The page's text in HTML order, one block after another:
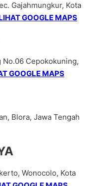
Gajahmungkur, Kota
GOOGLE MAPS
No.06 Cepokokuning,
GOOGLE MAPS
Blora, Jawa Tengah
Wonocolo, Kota